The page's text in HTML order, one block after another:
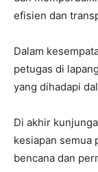
efisien dan
Dalam
petugas di
yang dihadapi
Di akhir
kesiapan semua
bencana dan